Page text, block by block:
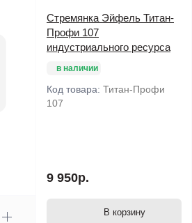
Стремянка Эйфель Титан-
Профи 107
индустриального ресурса
в наличии
Код товара: Титан-Профи
107
9 950р.
В корзину